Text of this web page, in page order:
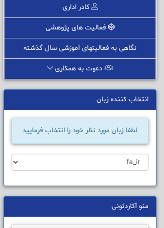
کادر اداری
فعالیت های پژوهشی
نگاهی به فعالیتهای آموزشی سال گذشته
دعوت به همکاری
انتخاب کننده زبان
لطفا زبان مورد نظر خود را انتخاب فرمایید
منو آکاردئونی